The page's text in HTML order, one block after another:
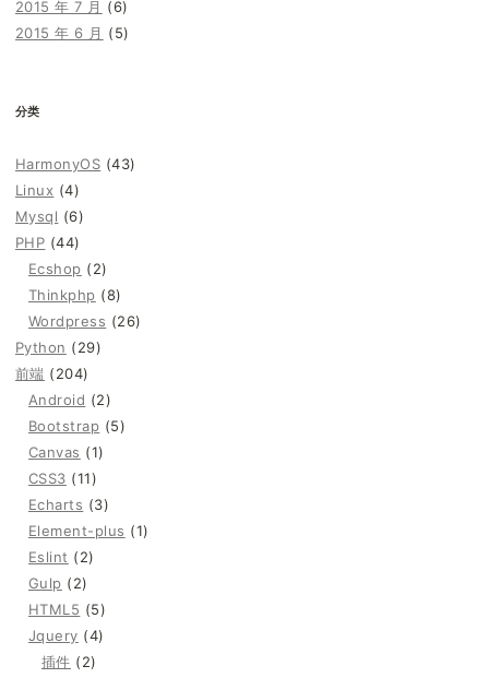
2015 年 7 月 (6)
2015 年 6 月 (5)
分类
HarmonyOS (43)
Linux (4)
Mysql (6)
PHP (44)
Ecshop (2)
Thinkphp (8)
Wordpress (26)
Python (29)
前端 (204)
Android (2)
Bootstrap (5)
Canvas (1)
CSS3 (11)
Echarts (3)
Element-plus (1)
Eslint (2)
Gulp (2)
HTML5 (5)
Jquery (4)
插件 (2)